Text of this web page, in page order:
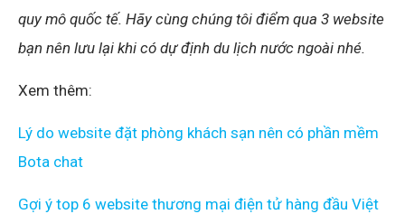
quy mô quốc tế. Hãy cùng chúng tôi điểm qua 3 website
bạn nên lưu lại khi có dự định du lịch nước ngoài nhé.
Xem thêm:
Lý do website đặt phòng khách sạn nên có phần mềm
Bota chat
Gợi ý top 6 website thương mại điện tử hàng đầu Việt